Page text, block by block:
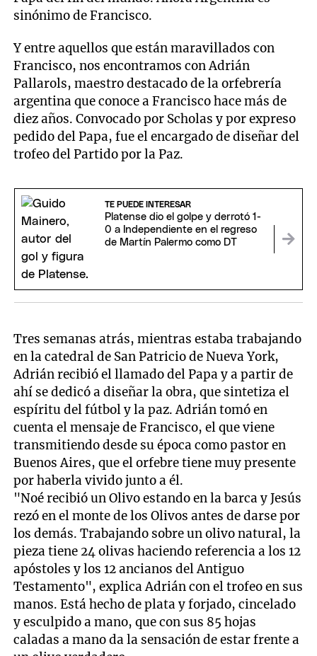
sinónimo de Francisco.
Y entre aquellos que están maravillados con
Francisco, nos encontramos con Adrián
Pallarols, maestro destacado de la orfebrería
argentina que conoce a Francisco hace más de
diez años. Convocado por Scholas y por expreso
pedido del Papa, fue el encargado de diseñar del
trofeo del Partido por la Paz.
TE PUEDE INTERESAR
Platense dio el golpe y derrotó 1-
0 a Independiente en el regreso
de Martín Palermo como DT
Tres semanas atrás, mientras estaba trabajando
en la catedral de San Patricio de Nueva York,
Adrián recibió el llamado del Papa y a partir de
ahí se dedicó a diseñar la obra, que sintetiza el
espíritu del fútbol y la paz. Adrián tomó en
cuenta el mensaje de Francisco, el que viene
transmitiendo desde su época como pastor en
Buenos Aires, que el orfebre tiene muy presente
por haberla vivido junto a él.
"Noé recibió un Olivo estando en la barca y Jesús
rezó en el monte de los Olivos antes de darse por
los demás. Trabajando sobre un olivo natural, la
pieza tiene 24 olivas haciendo referencia a los 12
apóstoles y los 12 ancianos del Antiguo
Testamento", explica Adrián con el trofeo en sus
manos. Está hecho de plata y forjado, cincelado
y esculpido a mano, que con sus 85 hojas
caladas a mano da la sensación de estar frente a